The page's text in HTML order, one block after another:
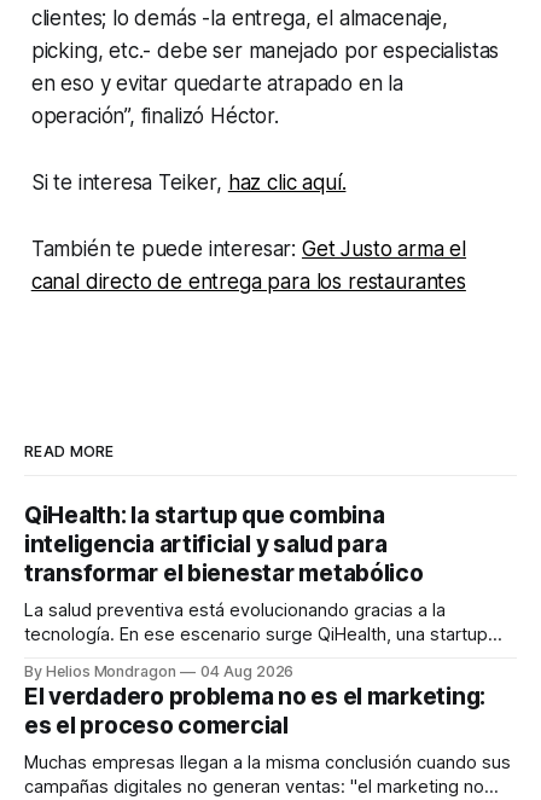
clientes; lo demás -la entrega, el almacenaje,
picking, etc.- debe ser manejado por especialistas
en eso y evitar quedarte atrapado en la
operación”, finalizó Héctor.
Si te interesa Teiker, haz clic aquí.
También te puede interesar: Get Justo arma el
canal directo de entrega para los restaurantes
READ MORE
QiHealth: la startup que combina
inteligencia artificial y salud para
transformar el bienestar metabólico
La salud preventiva está evolucionando gracias a la
tecnología. En ese escenario surge QiHealth, una startup
dispositivos inteligentes, inteligencia artificial y monitoreo
en tiempo real para ayudar a las personas a tomar mejores
decisiones sobre su salud metabólica. Su propuesta busca
responder
By Helios Mondragon 04 Aug 2026
El verdadero problema no es el marketing:
es el proceso comercial
Muchas empresas llegan a la misma conclusión cuando sus
campañas digitales no generan ventas: "el marketing no